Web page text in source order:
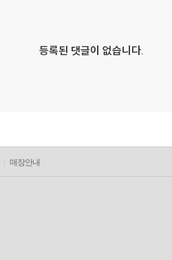
등록된 댓글이 없습니다.
매장안내